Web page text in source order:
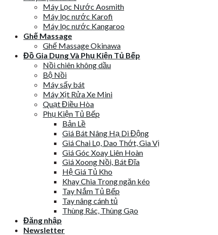
Máy Lọc Nước Aosmith
Máy lọc nước Karofi
Máy lọc nước Kangaroo
Ghế Massage
Ghế Massage Okinawa
Đồ Gia Dụng Và Phụ Kiện Tủ Bếp
Nồi chiên không dầu
Bộ Nồi
Máy sấy bát
Máy Xịt Rửa Xe Mini
Quạt Điều Hòa
Phụ Kiện Tủ Bếp
Bản Lề
Giá Bát Nâng Hạ Di Động
Giá Chai Lọ, Dao Thớt, Gia Vị
Giá Góc Xoay Liên Hoàn
Giá Xoong Nồi, Bát Đĩa
Hệ Giá Tủ Kho
Khay Chia Trong ngăn kéo
Tay Nắm Tủ Bếp
Tay nâng cánh tủ
Thùng Rác, Thùng Gạo
Đăng nhập
Newsletter